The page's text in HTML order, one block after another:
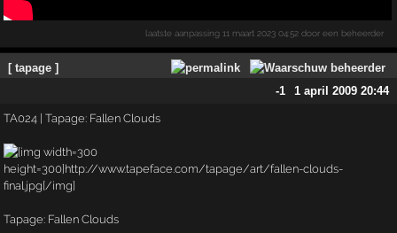
laatste aanpassing11 maart 2023 04:52 door een beheerder
[ tapage ]
-1
1 april 2009 20:44
TA024 | Tapage: Fallen Clouds
Tapage: Fallen Clouds